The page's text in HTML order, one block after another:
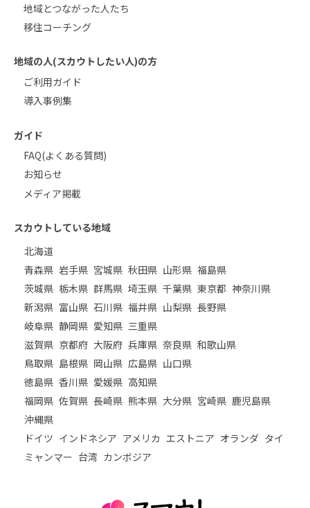
地域とつながった人たち
移住コーチング
地域の人(スカウトしたい人)の方
ご利用ガイド
導入事例集
ガイド
FAQ(よくある質問)
お知らせ
メディア掲載
スカウトしている地域
北海道
青森県 岩手県 宮城県 秋田県 山形県 福島県
茨城県 栃木県 群馬県 埼玉県 千葉県 東京都 神奈川県
新潟県 富山県 石川県 福井県 山梨県 長野県
岐阜県 静岡県 愛知県 三重県
滋賀県 京都府 大阪府 兵庫県 奈良県 和歌山県
鳥取県 島根県 岡山県 広島県 山口県
徳島県 香川県 愛媛県 高知県
福岡県 佐賀県 長崎県 熊本県 大分県 宮崎県 鹿児島県
沖縄県
ドイツ インドネシア アメリカ エストニア オランダ タイ
ミャンマー 台湾 カンボジア